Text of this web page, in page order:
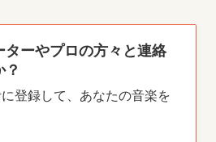
ターやプロの方々と連絡
？
登録して、あなたの音楽を